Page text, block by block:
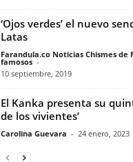
‘Ojos verdes’ el nuevo
Latas
Farandula.co Noticias Chismes de
famosos -
10 septiembre, 2019
El Kanka presenta su
de los vivientes’
Carolina Guevara - 24 enero, 2023